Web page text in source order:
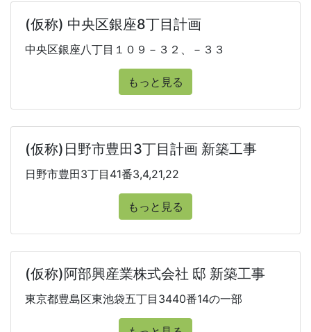
(仮称) 中央区銀座8丁目計画
中央区銀座八丁目１０９－３２、－３３
もっと見る
(仮称)日野市豊田3丁目計画 新築工事
日野市豊田3丁目41番3,4,21,22
もっと見る
(仮称)阿部興産業株式会社 邸 新築工事
東京都豊島区東池袋五丁目3440番14の一部